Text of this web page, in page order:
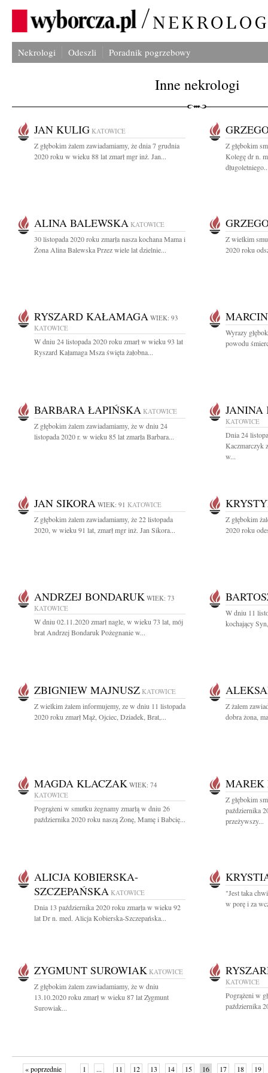
Nekrologi Odeszli Poradnik pogrzebowy
Inne nekrologi
JAN KULIG KATOWICE
Z głębokim żalem zawiadamiamy, że dnia 7 grudnia
2020 roku w wieku 88 lat zmarł mgr inż. Jan...
Z głębokim
Kolegę dr n.
ALINA BALEWSKA KATOWICE
30 listopada 2020 roku zmarła nasza kochana Mama i
Żona Alina Balewska Przez wiele lat dzielnie...
Z wielkim
2020 roku
RYSZARD KAŁAMAGA WIEK: 93
KATOWICE
W dniu 24 listopada 2020 roku zmarł w wieku 93 lat
Ryszard Kałamaga Msza święta żałobna...
Wyrazy
powodu
BARBARA ŁAPIŃSKA KATOWICE
Z głębokim żalem zawiadamiamy, że w dniu 24
listopada 2020 r. w wieku 85 lat zmarła Barbara...
JANINA
KATOWICE
Dnia 24
Kaczmarczyk
w...
JAN SIKORA WIEK: 91 KATOWICE
Z głębokim żalem zawiadamiamy, że 22 listopada
2020, w wieku 91 lat, zmarł mgr inż. Jan Sikora...
Z głębokim
2020 roku
ANDRZEJ BONDARUK WIEK: 73
KATOWICE
W dniu 02.11.2020 zmarł nagle, w wieku 73 lat, mój
brat Andrzej Bondaruk Pożegnanie w...
W dniu 11
kochający
ZBIGNIEW MAJNUSZ KATOWICE
Z wielkim żalem informujemy, ze w dniu 11 listopada
2020 roku zmarł Mąż, Ojciec, Dziadek, Brat,...
Z żalem
dobra żona,
MAGDA KLACZAK WIEK: 74
KATOWICE
Pogrążeni w smutku żegnamy zmarłą w dniu 26
października 2020 roku naszą Żonę, Mamę i Babcię...
MAREK
Z głębokim
października
przeżywszy...
ALICJA KOBIERSKA-
SZCZEPAŃSKA KATOWICE
Dnia 13 października 2020 roku zmarła w wieku 92
lat Dr n. med. Alicja Kobierska-Szczepańska...
"Jest taka
w porę i za
ZYGMUNT SUROWIAK KATOWICE
Z głębokim żalem zawiadamiamy, że w dniu
13.10.2020 roku zmarł w wieku 87 lat Zygmunt
Surowiak...
KATOWICE
Pogrążeni w
października
« poprzednie 1 ... 11 12 13 14 15 16 17 18 19